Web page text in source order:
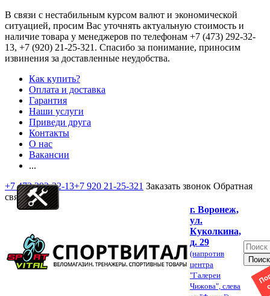
В связи с нестабильным курсом валют и экономической
ситуацией, просим Вас уточнять актуальную стоимость и
наличие товара у менеджеров по телефонам +7 (473) 292-32-
13, +7 (920) 21-25-321 . Спасибо за понимание, приносим
извинения за доставленные неудобства.
Как купить?
Оплата и доставка
Гарантия
Наши услуги
Приведи друга
Контакты
О нас
Вакансии
...
+7 473 292-32-13+7 920 21-25-321 Заказать звонок Обратная
связь
г. Воронеж,
ул.
Куколкина,
д. 29
(напротив
центра
"Галереи
Чижова", слева